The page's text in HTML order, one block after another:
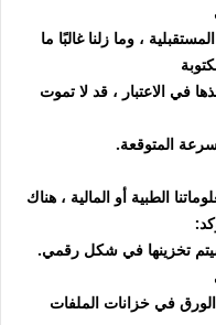
، وما زلنا غالبًا ما
في الاعتبار ، قد لا تموت
المتوقعة.
الطبية أو المالية ، هناك
تخزينها في شكل رقمي.
في خزانات الملفات